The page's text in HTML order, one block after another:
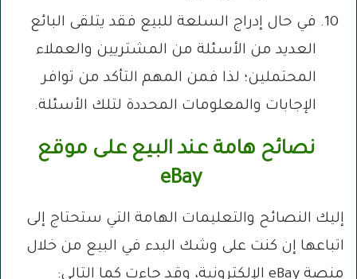
في حال إدراج السلعة للبيع فقد يتلقى البائع
العديد من الأسئلة من المشتريين والعملاء
المحتملين؛ لذا فمن المهم التأكد من توافر
الإجابات والمعلومات المحددة لتلك الأسئلة.
نصائح هامة عند البيع على موقع
eBay
إليك النصائح والتعليمات الهامة التي ستحتاج إلى
اتباعها إن كنت على وشك البدء في البيع من خلال
منصة eBay الإلكترونية، وقد جاءت كما التالي: